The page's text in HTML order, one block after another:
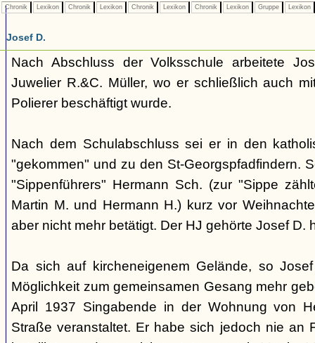
Chronik Lexikon Chronik Lexikon Chronik Lexikon Chronik Lexikon Gruppe Lexikon
Josef D.
Nach Abschluss der Volksschule arbeitete
Juwelier R.&C. Müller, wo er schließlich auch
Polierer beschäftigt wurde.
Nach dem Schulabschluss sei er in den
"gekommen" und zu den St-Georgspfadfindern.
"Sippenführers" Hermann Sch. (zur "Sippe
Martin M. und Hermann H.) kurz vor
aber nicht mehr betätigt. Der HJ gehörte Josef D.
Da sich auf kircheneigenem Gelände, so
Möglichkeit zum gemeinsamen Gesang mehr
April 1937 Singabende in der Wohnung von
Straße veranstaltet. Er habe sich jedoch nie an